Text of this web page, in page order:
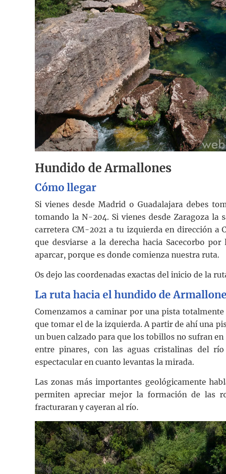
Hundido de Armallones
Cómo llegar
Si vienes desde Madrid o Guadalajara debes
tomando la N-204. Si vienes desde Zaragoza la
carretera CM-2021 a tu izquierda en dirección a
que desviarse a la derecha hacia Sacecorbo
aparcar, porque es donde comienza nuestra ruta.
Os dejo las coordenadas exactas del inicio de la
La ruta hacia el hundido de
Comenzamos a caminar por una pista
que tomar el de la izquierda. A partir de ahí una
un buen calzado para que los tobillos no sufran
entre pinares, con las aguas cristalinas del
espectacular en cuanto levantas la mirada.
Las zonas más importantes geológicamente
permiten apreciar mejor la formación de las
fracturaran y cayeran al río.